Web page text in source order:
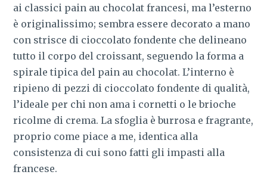
ai classici pain au chocolat francesi, ma l’esterno
è originalissimo; sembra essere decorato a mano
con strisce di cioccolato fondente che delineano
tutto il corpo del croissant, seguendo la forma a
spirale tipica del pain au chocolat. L’interno è
ripieno di pezzi di cioccolato fondente di qualità,
l’ideale per chi non ama i cornetti o le brioche
ricolme di crema. La sfoglia è burrosa e fragrante,
proprio come piace a me, identica alla
consistenza di cui sono fatti gli impasti alla
francese.